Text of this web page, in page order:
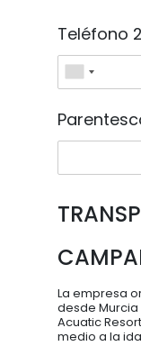
Teléfono 2
La empresa
desde
Acuatic
medio a la